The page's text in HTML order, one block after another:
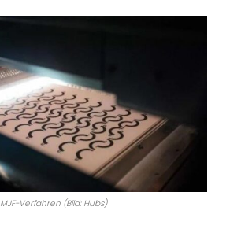
MJF-Verfahren (Bild: Hubs)